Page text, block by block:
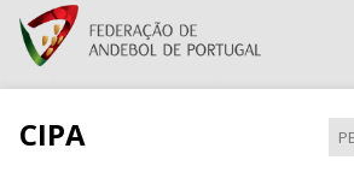
CIPA